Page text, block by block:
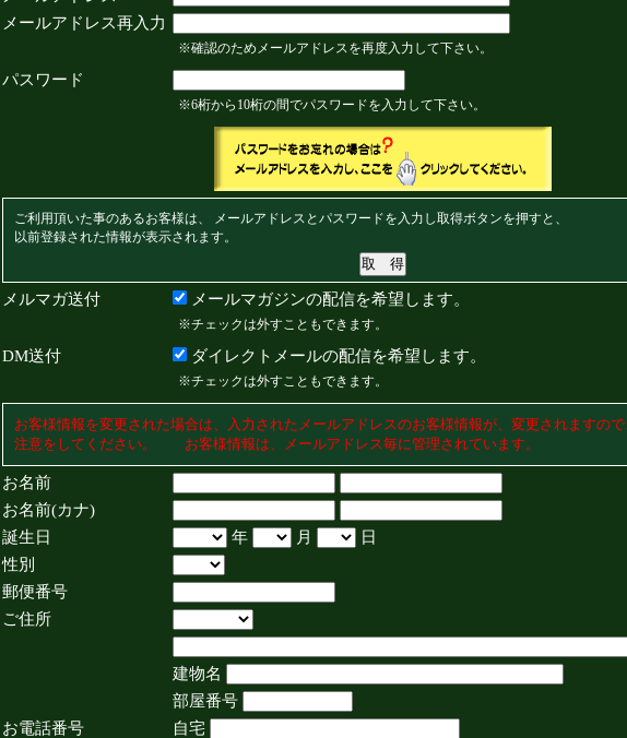
メールアドレス再入力
※確認のためメールアドレスを再度入力して下さい。
パスワード
※6桁から10桁の間でパスワードを入力して下さい。
ご利用頂いた事のあるお客様は、 メールアドレスとパスワードを入力し取得ボタンを押すと、
以前登録された情報が表示されます。
メルマガ送付 メールマガジンの配信を希望します。
※チェックは外すこともできます。
DM送付 ダイレクトメールの配信を希望します。
※チェックは外すこともできます。
お客様情報を変更された場合は、入力されたメールアドレスのお客様情報が、変更されますので
注意をしてください。 お客様情報は、メールアドレス毎に管理されています。
お名前
お名前(カナ)
誕生日
年 月
日
性別
郵便番号
ご住所
建物名
部屋番号
お電話番号
自宅